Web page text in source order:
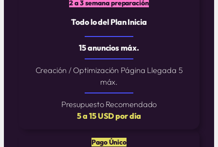
2 a 3 semana preparación
Todo lo del Plan Inicia
15 anuncios máx.
Creación / Optimización Página Llegada 5
máx.
Presupuesto Recomendado
5 a 15 USD por día
Pago Único